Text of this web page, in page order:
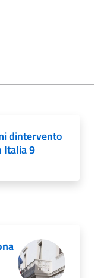
dintervento
Italia 9